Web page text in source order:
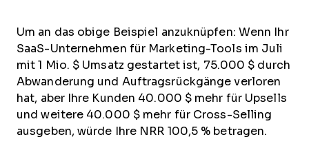
Um an das obige Beispiel anzuknüpfen: Wenn Ihr
SaaS-Unternehmen für Marketing-Tools im Juli
mit 1 Mio. $ Umsatz gestartet ist, 75.000 $ durch
Abwanderung und Auftragsrückgänge verloren
hat, aber Ihre Kunden 40.000 $ mehr für Upsells
und weitere 40.000 $ mehr für Cross-Selling
ausgeben, würde Ihre NRR 100,5 % betragen.